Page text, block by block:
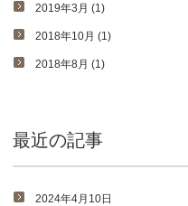
2019年3月 (1)
2018年10月 (1)
2018年8月 (1)
最近の記事
2024年4月10日